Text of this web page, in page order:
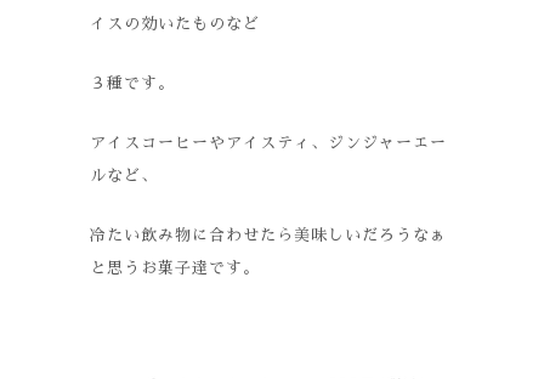
イスの効いたものなど
３種です。
アイスコーヒーやアイスティ、ジンジャーエー
ルなど、
冷たい飲み物に合わせたら美味しいだろうなぁ
と思うお菓子達です。